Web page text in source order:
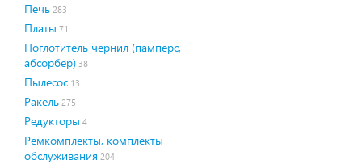
Печь 283
Платы 71
Поглотитель чернил (памперс,
абсорбер) 38
Пылесос 13
Ракель 275
Редукторы 4
Ремкомплекты, комплекты
обслуживания 204